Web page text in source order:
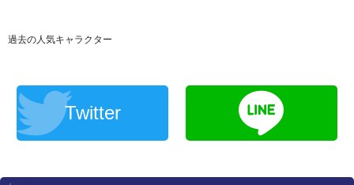
過去の人気キャラクター
Twitter